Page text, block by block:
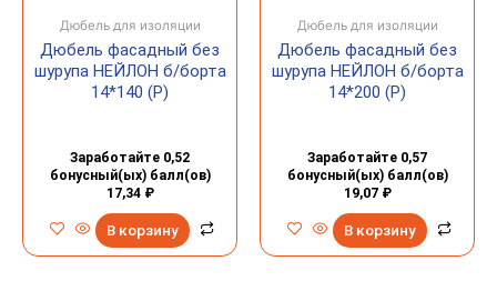
Дюбель для изоляции
Дюбель фасадный без
шурупа НЕЙЛОН б/борта
14*140 (Р)
Заработайте 0,52
бонусный(ых) балл(ов)
17,34 ₽
В корзину
Дюбель для изоляции
Дюбель фасадный без
шурупа НЕЙЛОН б/борта
14*200 (Р)
Заработайте 0,57
бонусный(ых) балл(ов)
19,07 ₽
В корзину